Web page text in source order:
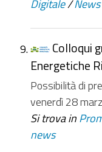
Digitale /News
Colloqui
Energetiche
Possibilità di
venerdì 28
Si trova in
news